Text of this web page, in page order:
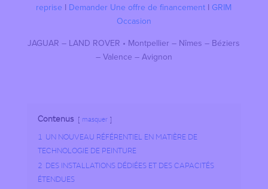
reprise I Demander Une offre de financement I GRIM
Occasion
JAGUAR – LAND ROVER • Montpellier – Nîmes – Béziers
– Valence – Avignon
Contenus masquer
1 UN NOUVEAU RÉFÉRENTIEL EN MATIÈRE DE
TECHNOLOGIE DE PEINTURE
2 DES INSTALLATIONS DÉDIÉES ET DES CAPACITÉS
ÉTENDUES